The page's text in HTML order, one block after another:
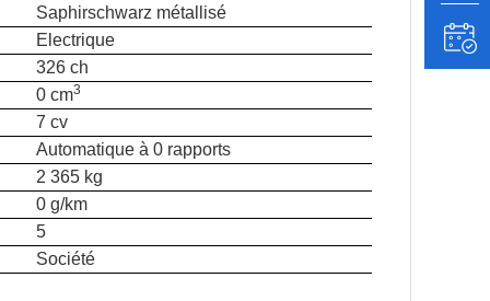
Saphirschwarz métallisé
Electrique
326 ch
0 cm3
7 cv
Automatique à 0 rapports
2 365 kg
0 g/km
5
Société